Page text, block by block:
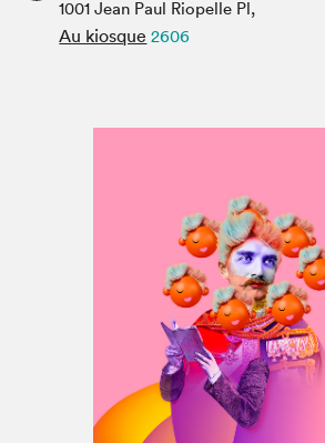
Espace enseignant·e·s
1001 Jean Paul Riopelle Pl,
Au kiosque 2606